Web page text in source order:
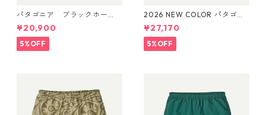
パタゴニア ブラックホー
ル・ダッフル 40L Aqua Ston
e 49339 日本正規品
¥20,900
5%OFF
2026 NEW COLOR パタゴニ
ア ブラックホール・ダッフ
ル 70L (カラー Aqua Stone)
Patagonia Black Hole® Duff
el 70L 日本正規品 製品番号
¥27,170
5%OFF